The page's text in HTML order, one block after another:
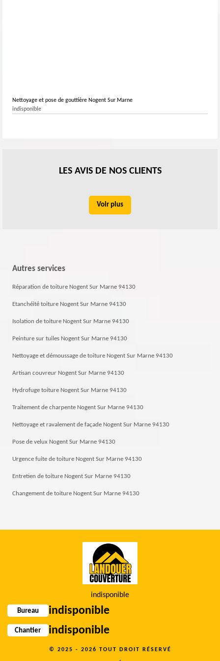
Nettoyage et pose de gouttière Nogent Sur Marne
indisponible
LES AVIS DE NOS CLIENTS
Voir plus
Autres services
Réparation de toiture Nogent Sur Marne 94130
Etanchéité toiture Nogent Sur Marne 94130
Isolation de toiture Nogent Sur Marne 94130
Peinture sur tuiles Nogent Sur Marne 94130
Nettoyage et démoussage de toiture Nogent Sur Marne 94130
Artisan couvreur Nogent Sur Marne 94130
Hydrofuge toiture Nogent Sur Marne 94130
Traitement de charpente Nogent Sur Marne 94130
Nettoyage et ravalement de façade Nogent Sur Marne 94130
Pose de velux Nogent Sur Marne 94130
Urgence fuite de toiture Nogent Sur Marne 94130
Entretien de toiture Nogent Sur Marne 94130
Changement de toiture Nogent Sur Marne 94130
indisponible
Bureau indisponible
Chantier indisponible
© 2025 - 2026 TOUT DROIT RÉSERVÉ